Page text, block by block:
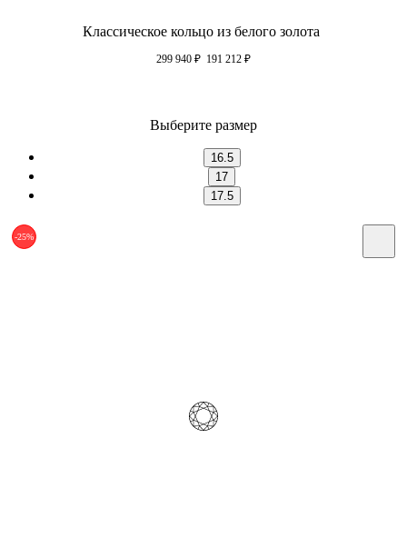
Классическое кольцо из белого золота
299 940 ₽ 191 212 ₽
Выберите размер
16.5
17
17.5
-25%